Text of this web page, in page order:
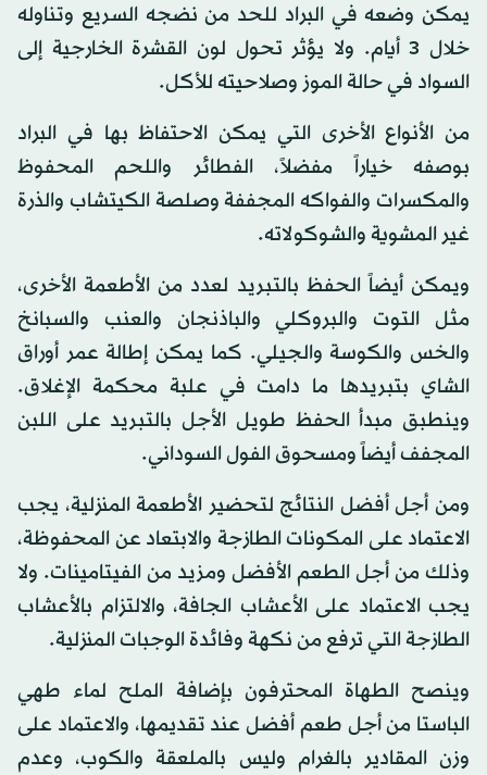
يمكن وضعه في البراد للحد من نضجه السريع وتناوله
خلال 3 أيام. ولا يؤثر تحول لون القشرة الخارجية إلى
السواد في حالة الموز وصلاحيته للأكل.
من الأنواع الأخرى التي يمكن الاحتفاظ بها في البراد
بوصفه خياراً مفضلاً، الفطائر واللحم المحفوظ
والمكسرات والفواكه المجففة وصلصة الكيتشاب والذرة
غير المشوية والشوكولاته.
ويمكن أيضاً الحفظ بالتبريد لعدد من الأطعمة الأخرى،
مثل التوت والبروكلي والباذنجان والعنب والسبانخ
والخس والكوسة والجيلي. كما يمكن إطالة عمر أوراق
الشاي بتبريدها ما دامت في علبة محكمة الإغلاق.
وينطبق مبدأ الحفظ طويل الأجل بالتبريد على اللبن
المجفف أيضاً ومسحوق الفول السوداني.
ومن أجل أفضل النتائج لتحضير الأطعمة المنزلية، يجب
الاعتماد على المكونات الطازجة والابتعاد عن المحفوظة،
وذلك من أجل الطعم الأفضل ومزيد من الفيتامينات. ولا
يجب الاعتماد على الأعشاب الجافة، والالتزام بالأعشاب
الطازجة التي ترفع من نكهة وفائدة الوجبات المنزلية.
وينصح الطهاة المحترفون بإضافة الملح لماء طهي
الباستا من أجل طعم أفضل عند تقديمها، والاعتماد على
وزن المقادير بالغرام وليس بالملعقة والكوب، وعدم